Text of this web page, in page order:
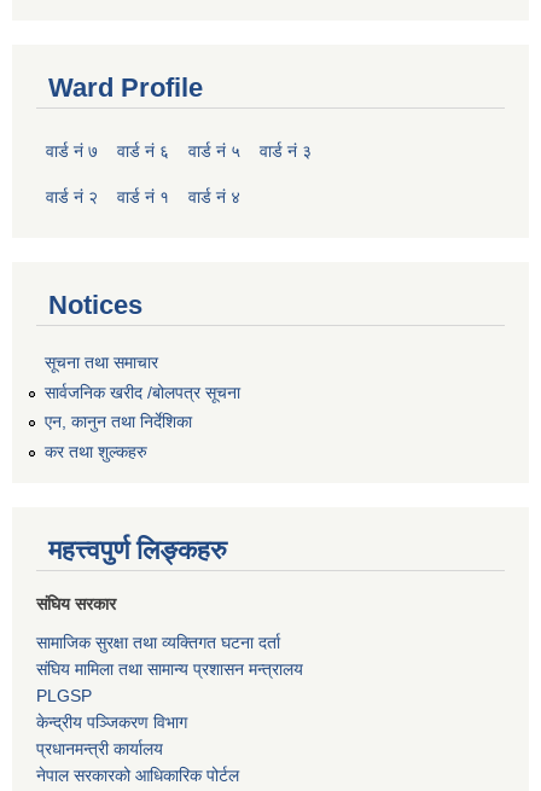
Ward Profile
वार्ड नं ७ वार्ड नं ६ वार्ड नं ५ वार्ड नं ३
वार्ड नं २ वार्ड नं १ वार्ड नं ४
Notices
सूचना तथा समाचार
सार्वजनिक खरीद /बोलपत्र सूचना
एन, कानुन तथा निर्देशिका
कर तथा शुल्कहरु
महत्त्वपुर्ण लिङ्कहरु
संघिय सरकार
सामाजिक सुरक्षा तथा व्यक्तिगत घटना दर्ता
संघिय मामिला तथा सामान्य प्रशासन मन्त्रालय
PLGSP
केन्द्रीय पञ्जिकरण विभाग
प्रधानमन्त्री कार्यालय
नेपाल सरकारको आधिकारिक पोर्टल